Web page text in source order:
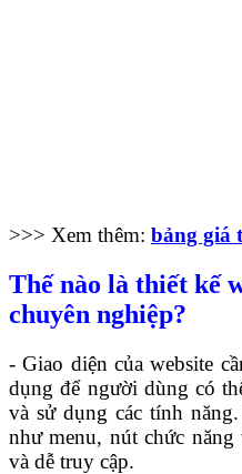
>>> Xem thêm: bảng giá
Thế nào là thiết kế
chuyên nghiệp?
- Giao diện của website
dụng để người dùng có
và sử dụng các tính
như menu, nút chức
và dễ truy cập.